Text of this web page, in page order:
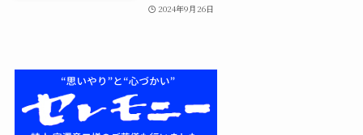
2024年9月26日